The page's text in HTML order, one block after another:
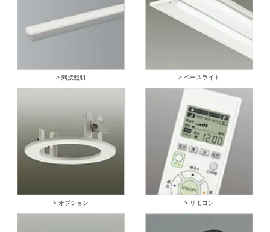
> 間接照明 > ベースライト
> オプション > リモコン